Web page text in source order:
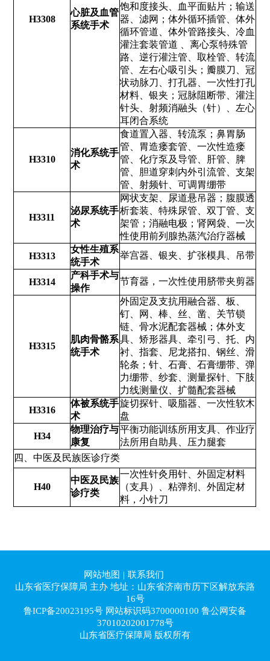
H3308
心脏及血管
系统手术
饱和度接头、血平面贴片；输送
器、滤网；体外循环插管、体外
循环管道、体外管路接头、冷血
灌注套装管道 、离心泵特殊管
路、逆行灌注管、取栓管、转流
管、左右心吸引头；瓣膜刀、冠
状动脉刀、打孔器、一次性打孔
材料、银夹；冠脉阻断带、灌注
针头、射频消融头（针）、左心
耳闭合系统
H3310
消化系统手
术
食道置入器、转流泵；鼻胃肠
管、胃造瘘套管、一次性造瘘
管、化疗泵及导管、肝管、脾
管、胆道穿刺内外引流管、支架
管、射频针、可调胃绷带
H3311
泌尿系统手
术
网状支架、尿道悬吊器；腹膜透
析套装、特殊尿管、双丁管、支
架管；消融电极；肾网袋、一次
性使用前列腺热蒸汽治疗器械
H3313
女性生殖系
统手术
举宫器、银夹、扩张模具、吊带
H3314
产科手术与
操作
节育器，一次性使用脐带夹剪器
H3315
肌肉骨骼系
统手术
外固定及支抗用融合器、板、
钉、网、棒、丝、凿、关节锁
链、骨水泥配套器械；体外支
具、矫形器具、牵引弓、托、内
衬、指套、尼龙搭扣、钢丝、滑
轮条；针、石膏、石膏绷带、弹
力绷带、纱套、测量探针、下肢
力线测量仪、扩髓配套器械
H3316
体被系统手
术
旋切探针、吸脂器、一次性软木
盘
H34
物理治疗与
康复
平衡功能训练所用支具、作业疗
法所用自助具、压力腿套
四、中医及民族医诊疗类
H40
中医及民族
诊疗类
一次性针灸用针、外固定材料
（支具）、粘弹剂、外固定材
料，小针刀
网站地图 | 联系我们
山东省医疗保障局 主办 地址：山东省济南市历下区解放东路
16号
鲁ICP备20023195号 网站标识码3700000100 鲁公网安备
37010202001778号
山东省医疗保障局 版权所有